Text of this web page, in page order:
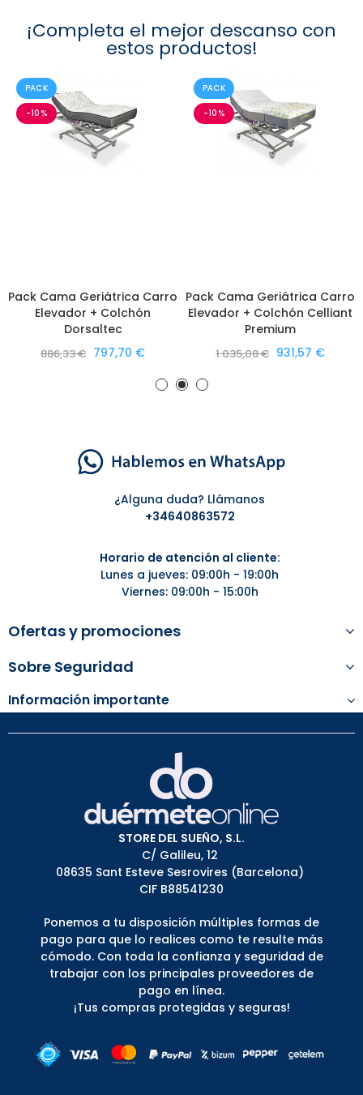
¡Completa el mejor descanso con
estos productos!
PACK
-10%
LO QUIERO
Pack Cama Geriátrica Carro
Elevador + Colchón
Dorsaltec
886,33 € 797,70 €
PACK
-10%
LO QUIERO
Pack Cama Geriátrica Carro
Elevador + Colchón Celliant
Premium
1.035,08 € 931,57 €
¿Alguna duda? Llámanos
+34640863572
Horario de atención al cliente:
Lunes a jueves: 09:00h - 19:00h
Viernes: 09:00h - 15:00h
Ofertas y promociones
Sobre Seguridad
Información importante
STORE DEL SUEÑO, S.L.
C/ Galileu, 12
08635 Sant Esteve Sesrovires (Barcelona)
CIF B88541230
Ponemos a tu disposición múltiples formas de
pago para que lo realices como te resulte más
cómodo. Con toda la confianza y seguridad de
trabajar con los principales proveedores de
pago en línea.
¡Tus compras protegidas y seguras!